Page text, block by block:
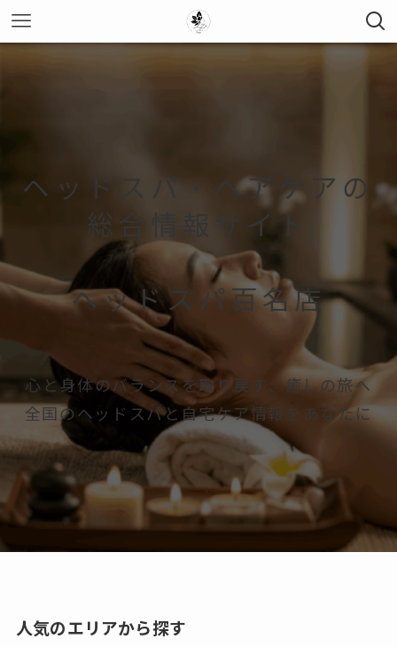
ヘッドスパ・ヘアケアの
総合情報サイト
ヘッドスパ百名店
心と身体のバランスを取り戻す、癒しの旅へ
全国のヘッドスパと自宅ケア情報をあなたに
人気のエリアから探す